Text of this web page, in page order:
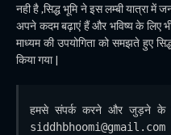
नही है ,सिद्ध भूमि ने इस लम्बी यात्रा में
अपने कदम बढ़ाएं हैं और भविष्य के लिए
माध्यम की उपयोगिता को समझते हुए
किया गया |
हमसे संपर्क करने और जुड़ने के
siddhbhoomi@gmail.com